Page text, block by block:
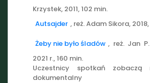
Krzystek, 2011, 102 min.
Autsajder , reż. Adam Sikora,
Żeby nie było śladów , reż. Jan
2021 r., 160 min.
Uczestnicy spotkań zobaczą